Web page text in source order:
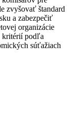
zvyšovať štandard
a zabezpečiť
organizácie
kritérií podľa
súťažiach